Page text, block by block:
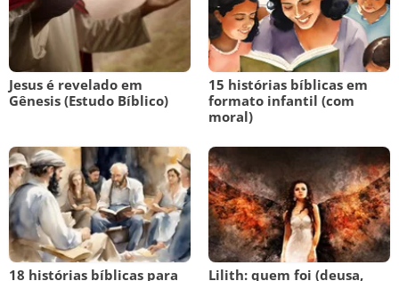
Jesus é revelado em
Gênesis (Estudo Bíblico)
15 histórias bíblicas em
formato infantil (com
moral)
18 histórias bíblicas para
Lilith: quem foi (deusa,